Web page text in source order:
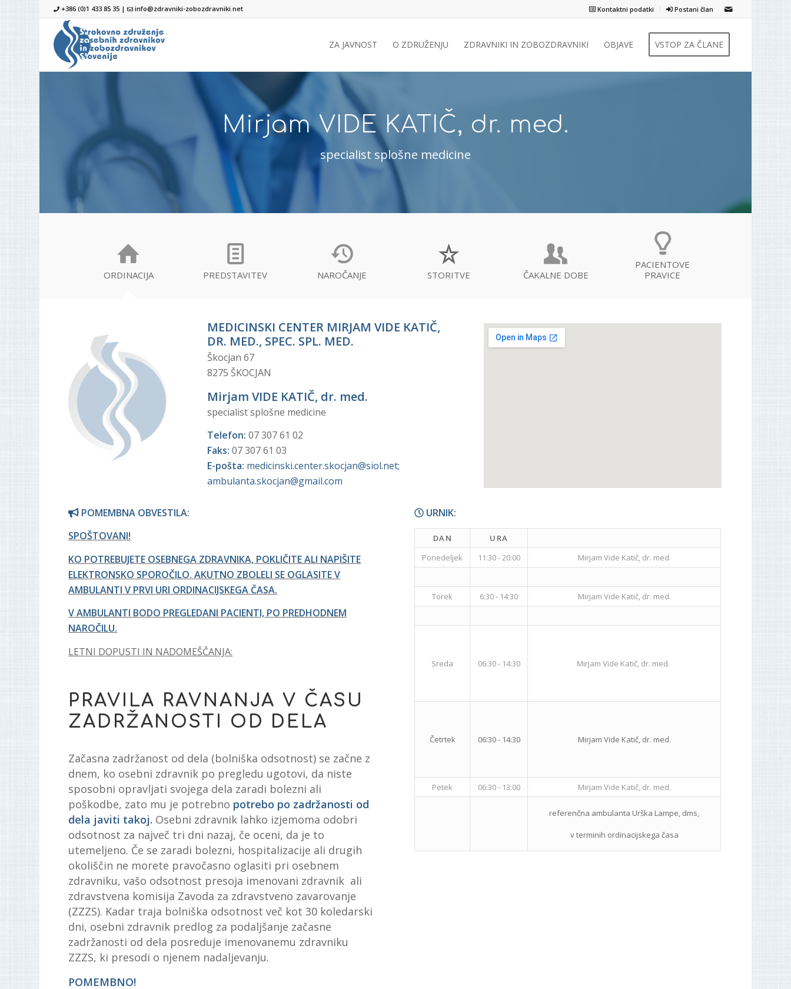
Kontaktni podatki Postani član
+386 (0)1 433 85 35 | info@zdravniki-zobozdravniki.net
ZA JAVNOST O ZDRUŽENJU ZDRAVNIKI IN ZOBOZDRAVNIKI OBJAVE VSTOP ZA ČLANE
Mirjam VIDE KATIČ, dr. med.
specialist splošne medicine
ORDINACIJA PREDSTAVITEV NAROČANJE STORITVE ČAKALNE DOBE
PACIENTOVE
PRAVICE
MEDICINSKI CENTER MIRJAM VIDE KATIČ,
DR. MED., SPEC. SPL. MED.
Škocjan 67
8275 ŠKOCJAN
Mirjam VIDE KATIČ, dr. med.
specialist splošne medicine
Telefon:07 307 61 02
Faks:07 307 61 03
E-pošta: medicinski.center.skocjan@siol.net;
ambulanta.skocjan@gmail.com
POMEMBNA OBVESTILA:
SPOŠTOVANI!
KO POTREBUJETE OSEBNEGA ZDRAVNIKA, POKLIČITE ALI NAPIŠITE
ELEKTRONSKO SPOROČILO. AKUTNO ZBOLELI SE OGLASITE V
AMBULANTI V PRVI URI ORDINACIJSKEGA ČASA.
V AMBULANTI BODO PREGLEDANI PACIENTI, PO PREDHODNEM
NAROČILU.
LETNI DOPUSTI IN NADOMEŠČANJA:
PRAVILA RAVNANJA V ČASU
ZADRŽANOSTI OD DELA
Začasna zadržanost od dela (bolniška odsotnost) se začne z
dnem, ko osebni zdravnik po pregledu ugotovi, da niste
sposobni opravljati svojega dela zaradi bolezni ali
poškodbe, zato mu je potrebno potrebo po zadržanosti od
dela javiti takoj. Osebni zdravnik lahko izjemoma odobri
odsotnost za največ tri dni nazaj, če oceni, da je to
utemeljeno. Če se zaradi bolezni, hospitalizacije ali drugih
okoliščin ne morete pravočasno oglasiti pri osebnem
zdravniku, vašo odsotnost presoja imenovani zdravnik ali
zdravstvena komisija Zavoda za zdravstveno zavarovanje
(ZZZS). Kadar traja bolniška odsotnost več kot 30 koledarski
dni, osebni zdravnik predlog za podaljšanje začasne
zadržanosti od dela posreduje imenovanemu zdravniku
ZZZS, ki presodi o njenem nadaljevanju.
POMEMBNO!
URNIK:
DAN
URA
Ponedeljek
11:30 - 20:00 Mirjam Vide Katič, dr. med.
Torek 6:30 - 14:30 Mirjam Vide Katič, dr. med.
Sreda 06:30 - 14:30 Mirjam Vide Katič, dr. med.
Četrtek 06:30 - 14:30 Mirjam Vide Katič, dr. med.
Petek 06:30 - 13:00 Mirjam Vide Katič, dr. med.
referenčna ambulanta Urška Lampe, dms,
v terminih ordinacijskega časa